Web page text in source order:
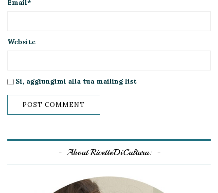
Email*
Website
Si, aggiungimi alla tua mailing list
About RicetteDiCultura: